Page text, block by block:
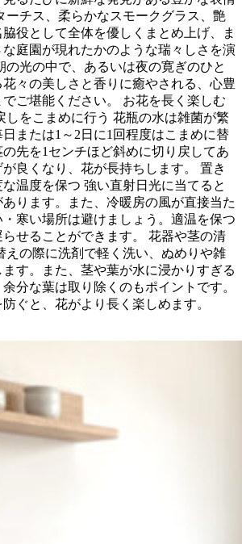
ーチス、柔らかなスモークグラス、艶
役として全体を優しくまとめ上げ、ま
庭園が現れたかのような瑞々しさを演
の光の中で、あるいは夜の寛ぎのひと
々の美しさと香りに癒やされる、心豊
ご堪能ください。 お花を長く楽しむ
しをこまめに行う 花瓶の水は雑菌が繁
または1～2日に1回程度はこまめに替
先を1センチほど斜めに切り戻してあ
良くなり、花が長持ちします。 置き
温度を保つ 強い直射日光に当てると
ります。また、冷暖房の風が直接当た
寒い場所は避けましょう。適温を保つ
せることができます。 花器や茎の清
えの際に洗剤で軽く洗い、ぬめりや雑
す。また、茎や葉が水に浸かりすぎる
分な葉は取り除くのもポイントです。
ぐと、花がより長く楽しめます。